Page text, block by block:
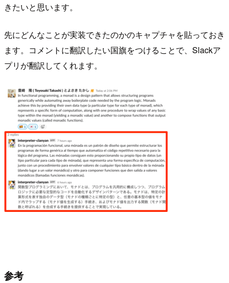
きたいと思います。
先にどんなことが実装できたのかのキャプチャを貼っておき
ます。コメントに翻訳したい国旗をつけることで、Slackア
プリが翻訳してくれます。
参考